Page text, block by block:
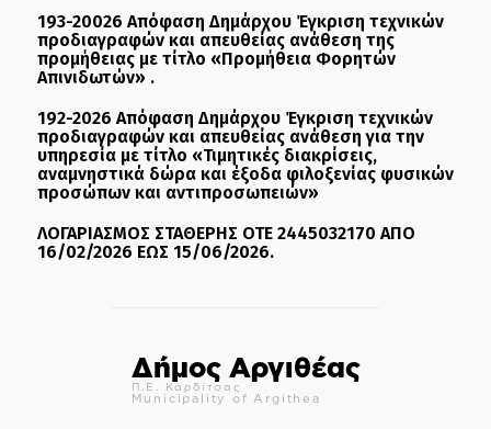
193-20026 Απόφαση Δημάρχου Έγκριση τεχνικών
προδιαγραφών και απευθείας ανάθεση της
προμήθειας με τίτλο «Προμήθεια Φορητών
Απινιδωτών» .
192-2026 Απόφαση Δημάρχου Έγκριση τεχνικών
προδιαγραφών και απευθείας ανάθεση για την
υπηρεσία με τίτλο «Τιμητικές διακρίσεις,
αναμνηστικά δώρα και έξοδα φιλοξενίας φυσικών
προσώπων και αντιπροσωπειών»
ΛΟΓΑΡΙΑΣΜΟΣ ΣΤΑΘΕΡΗΣ ΟΤΕ 2445032170 ΑΠΟ
16/02/2026 ΕΩΣ 15/06/2026.
Δήμος Αργιθέας
Π.Ε. Καρδίτσας
Municipality of Argithea